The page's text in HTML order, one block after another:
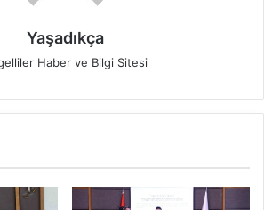
Yaşadıkça
Haber ve Bilgi Sitesi